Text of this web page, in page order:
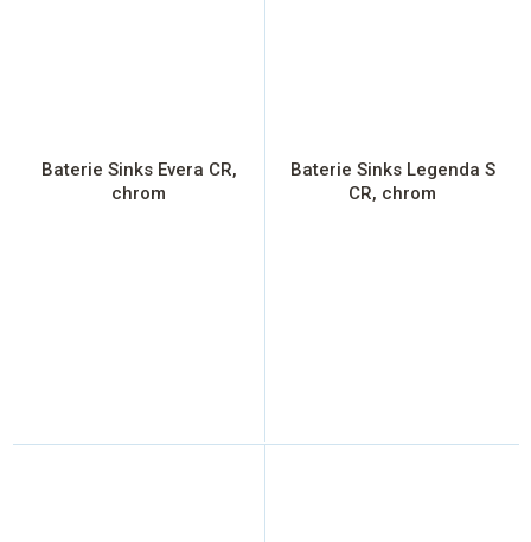
Baterie Sinks Evera CR,
chrom
Baterie Sinks Legenda S
CR, chrom